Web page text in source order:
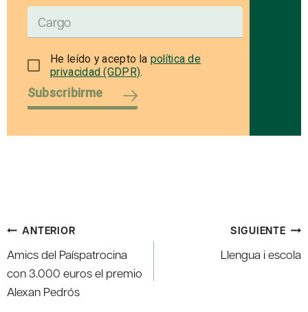
He leído y acepto la política de
privacidad (GDPR).
Subscribirme
Navegación
de
entradas
ANTERIOR
Amics del Paíspatrocina
con 3.000 euros el premio
Alexan Pedrós
SIGUIENTE
Llengua i escola